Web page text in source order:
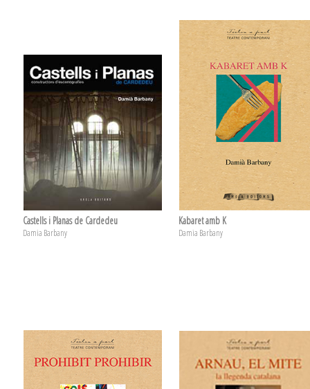
Castells i Planas de Cardedeu
Damia Barbany
Kabaret amb K
Damia Barbany